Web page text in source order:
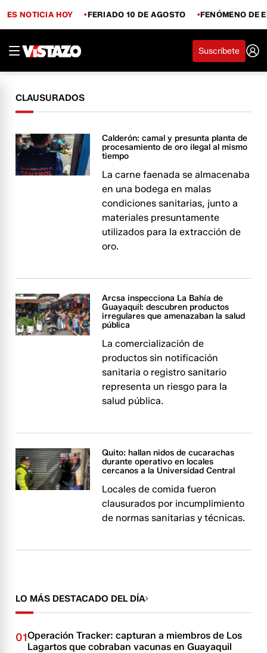
ES NOTICIA HOY FERIADO 10 DE AGOSTO FENÓMENO DE
Suscríbete
CLAUSURADOS
Calderón: camal y presunta planta de
procesamiento de oro ilegal al mismo
tiempo
La carne faenada se almacenaba
en una bodega en malas
condiciones sanitarias, junto a
materiales presuntamente
utilizados para la extracción de
oro.
Arcsa inspecciona La Bahía de
Guayaquil: descubren productos
irregulares que amenazaban la salud
pública
La comercialización de
productos sin notificación
sanitaria o registro sanitario
representa un riesgo para la
salud pública.
Quito: hallan nidos de cucarachas
durante operativo en locales
cercanos a la Universidad Central
Locales de comida fueron
clausurados por incumplimiento
de normas sanitarias y técnicas.
LO MÁS DESTACADO DEL DÍA
01Operación Tracker: capturan a miembros de Los
Lagartos que cobraban vacunas en Guayaquil